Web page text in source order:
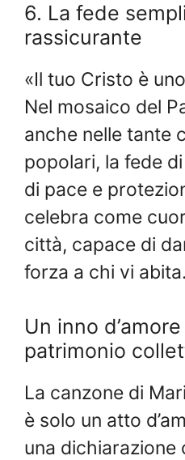
6. La fede
rassicurante
«Il tuo Cristo è
Nel mosaico del
anche nelle tante
popolari, la fede
di pace e
celebra come
città, capace di
forza a chi vi abita.
Un inno
patrimonio
La canzone di
è solo un atto
una dichiarazione